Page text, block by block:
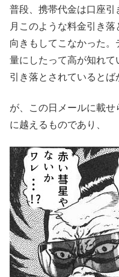
普段、携帯代金は口座
月このような料金引き
向きもしてこなかった
量にしたって高が知れ
引き落とされているとば
が、この日メールに載
に越えるものであり、